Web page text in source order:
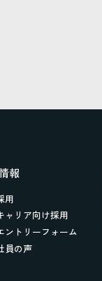
報
用
ャリア向け採用
ントリーフォーム
員の声